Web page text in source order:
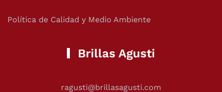
Política de Calidad y Medio Ambiente
Brillas Agusti
ragusti@brillasagusti.com